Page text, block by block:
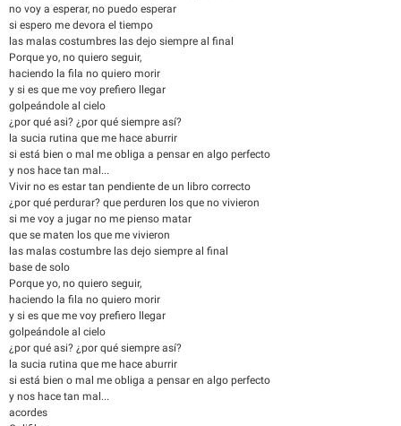
no voy a esperar, no puedo esperar
si espero me devora el tiempo
las malas costumbres las dejo siempre al final
Porque yo, no quiero seguir,
haciendo la fila no quiero morir
y si es que me voy prefiero llegar
golpeándole al cielo
¿por qué asi? ¿por qué siempre así?
la sucia rutina que me hace aburrir
si está bien o mal me obliga a pensar en algo perfecto
y nos hace tan mal...
Vivir no es estar tan pendiente de un libro correcto
¿por qué perdurar? que perduren los que no vivieron
si me voy a jugar no me pienso matar
que se maten los que me vivieron
las malas costumbre las dejo siempre al final
base de solo
Porque yo, no quiero seguir,
haciendo la fila no quiero morir
y si es que me voy prefiero llegar
golpeándole al cielo
¿por qué asi? ¿por qué siempre así?
la sucia rutina que me hace aburrir
si está bien o mal me obliga a pensar en algo perfecto
y nos hace tan mal...
acordes